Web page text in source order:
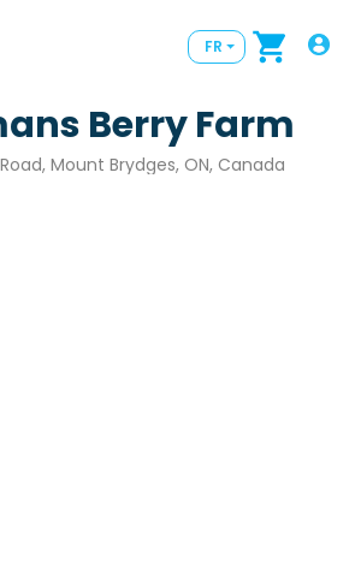
FR
Berry Farm
Mount Brydges, ON, Canada